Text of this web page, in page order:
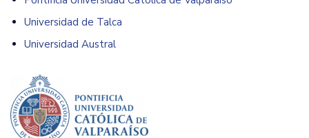
Universidad de Talca
Universidad Austral